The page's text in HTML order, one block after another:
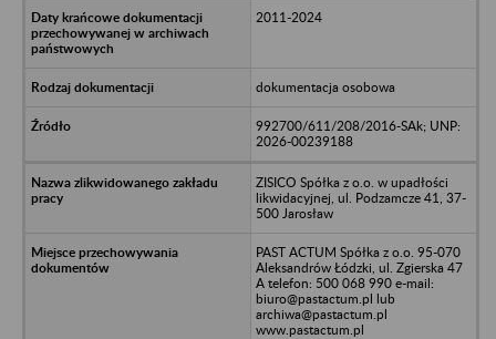
2011-2024
dokumentacja osobowa
992700/611/208/2016-SAk; UNP:
2026-00239188
ZISICO Spółka z o.o. w upadłości
likwidacyjnej, ul. Podzamcze 41, 37-
500 Jarosław
PAST ACTUM Spółka z o.o. 95-070
Aleksandrów Łódzki, ul. Zgierska 47
A telefon: 500 068 990 e-mail:
biuro@pastactum.pl lub
archiwa@pastactum.pl
www.pastactum.pl